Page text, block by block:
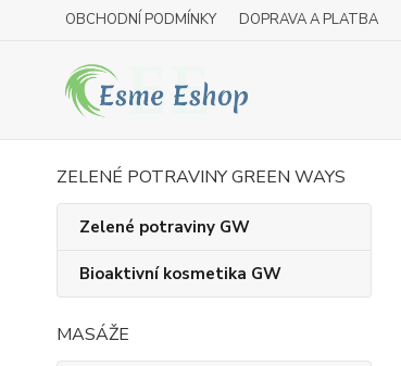
OBCHODNÍ PODMÍNKY DOPRAVA A PLATBA
ZELENÉ POTRAVINY GREEN WAYS
Zelené potraviny GW
Bioaktivní kosmetika GW
MASÁŽE